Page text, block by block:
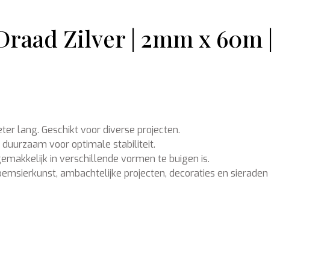
Zilver | 2mm x 60m |
lang. Geschikt voor diverse projecten.
voor optimale stabiliteit.
in verschillende vormen te buigen is.
ambachtelijke projecten, decoraties en sieraden